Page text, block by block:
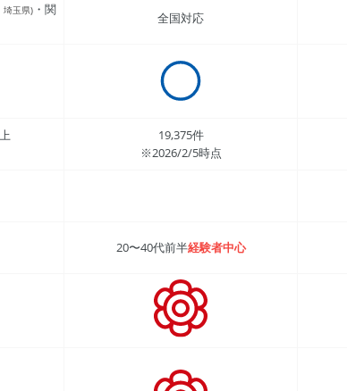
埼玉県) ・関
全国対応
19,375件
※2026/2/5時点
20〜40代前半経験者中心